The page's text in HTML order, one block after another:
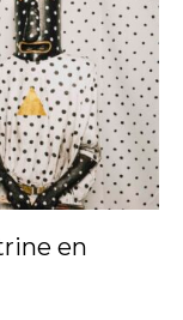
en